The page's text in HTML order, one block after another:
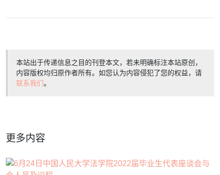
本站出于传递信息之目的刊登本文，若未明确标注本站原创，
内容版权均归原作者所有。如您认为内容侵犯了您的权益，请
联系我们。
更多内容